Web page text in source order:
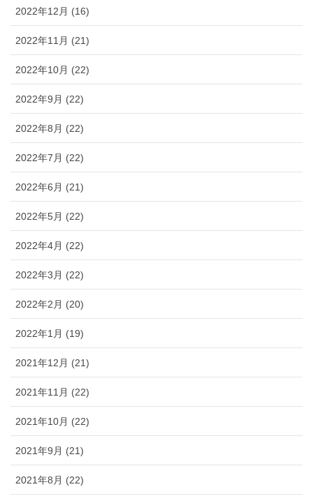
2022年12月 (16)
2022年11月 (21)
2022年10月 (22)
2022年9月 (22)
2022年8月 (22)
2022年7月 (22)
2022年6月 (21)
2022年5月 (22)
2022年4月 (22)
2022年3月 (22)
2022年2月 (20)
2022年1月 (19)
2021年12月 (21)
2021年11月 (22)
2021年10月 (22)
2021年9月 (21)
2021年8月 (22)